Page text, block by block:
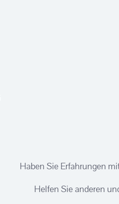
Haben Sie Erfahrungen
Helfen Sie anderen